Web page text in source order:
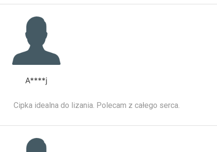
A****j
Cipka idealna do lizania. Polecam z całego serca.